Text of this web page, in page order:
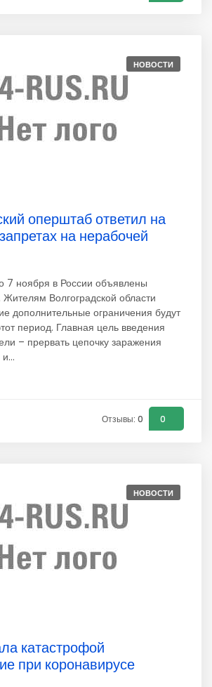
НОВОСТИ
оперштаб ответил на
на нерабочей
7 ноября в России объявлены
Волгоградской области
дополнительные ограничения будут
период. Главная цель введения
– прервать цепочку заражения
Отзывы: 0 0
НОВОСТИ
катастрофой
при коронавирусе